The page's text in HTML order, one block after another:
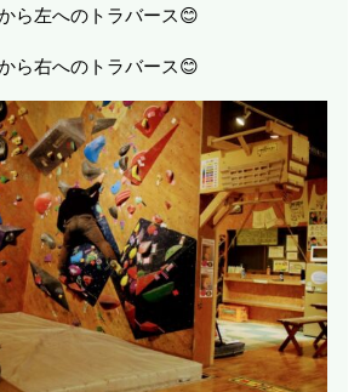
ら左へのトラバース😊
ら右へのトラバース😊